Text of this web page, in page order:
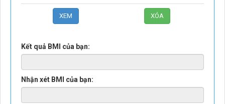
Kết quả BMI của bạn:
Nhận xét BMI của bạn: